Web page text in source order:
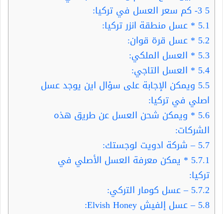
5
5.1 * عسل منطقة انزر تركيا:
5.2 * عسل قرة قوان:
5.3 * العسل الملكي:
5.4 * العسل التاجي:
5.5 ويمكن الإجابة على سؤال اين يوجد عسل
اصلي في تركيا:
5.6 * ويمكن شحن العسل عن طريق هذه
الشركات:
5.7– شركة ادويت لوجستك:
5.7.1 * يمكن معرفة العسل الأصلي في
تركيا:
5.7.2– عسل كومار التركي:
5.8– عسل إلفيش Elvish Honey: